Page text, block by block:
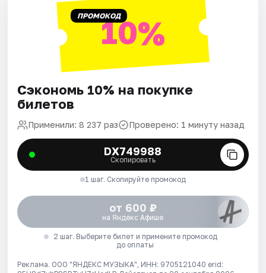
ПРОМОКОД10%
Сэкономь 10% на покупке
билетов
Применили: 8 237 раз Проверено: 1 минуту назад
DX749988
Скопировать
1 шаг. Скопируйте промокод
от 600 ₽
на Яндекс Афише
2 шаг. Выберите билет и примените промокод
до оплаты
Реклама. ООО "ЯНДЕКС МУЗЫКА", ИНН: 9705121040 erid: